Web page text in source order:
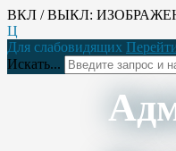
ВКЛ / ВЫКЛ:
Ц
Для слабовидящих
Искать...